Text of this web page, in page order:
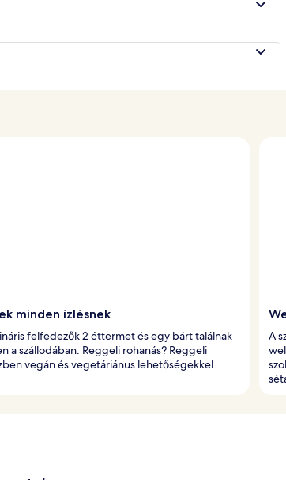
minden ízlésnek
felfedezők 2 éttermet és egy bárt találnak
a szállodában. Reggeli rohanás? Reggeli
vegán és vegetáriánus lehetőségekkel.
A